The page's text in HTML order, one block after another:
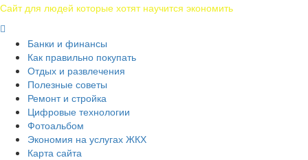
Сайт для людей которые хотят научится экономить
менюБанки и финансы
Как правильно покупать
Отдых и развлечения
Полезные советы
Ремонт и стройка
Цифровые технологии
Фотоальбом
Экономия на услугах ЖКХ
Карта сайта